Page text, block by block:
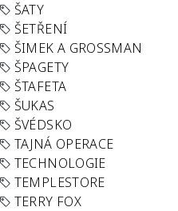
ŠATY
ŠETŘENÍ
ŠIMEK A GROSSMAN
ŠPAGETY
ŠTAFETA
ŠUKAS
ŠVÉDSKO
TAJNÁ OPERACE
TECHNOLOGIE
TEMPLESTORE
TERRY FOX